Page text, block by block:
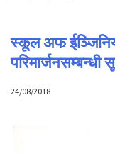
स्कूल अफ
परिमार्जनसम्बन्धी
24/08/2018